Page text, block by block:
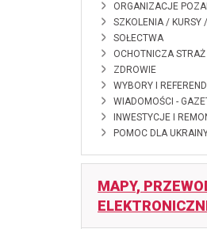
ORGANIZACJE
SZKOLENIA / KURSY
SOŁECTWA
OCHOTNICZA
ZDROWIE
WYBORY I
WIADOMOŚCI -
INWESTYCJE I
POMOC DLA
MAPY,